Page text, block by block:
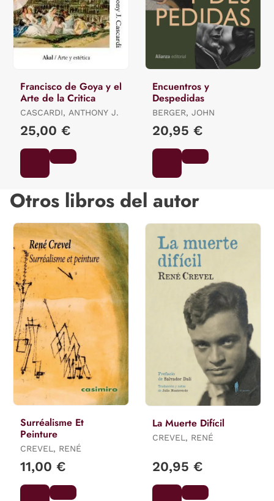
Francisco de Goya y el
Arte de la Critica
CASCARDI, ANTHONY J.
25,00 €
Encuentros y
Despedidas
BERGER, JOHN
20,95 €
Otros libros del autor
Surréalisme Et
Peinture
CREVEL, RENÉ
11,00 €
La Muerte Difícil
CREVEL, RENÉ
20,95 €